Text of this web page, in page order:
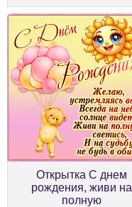
Открытка С днем
рождения, живи на
полную